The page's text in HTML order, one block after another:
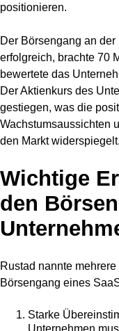
positionieren.
Der Börsengang an
erfolgreich, brachte 70
bewertete das
Der Aktienkurs des
gestiegen, was die
Wachstumsaussichten
den Markt widerspiegelt.
Wichtige
den
Rustad nannte
Börsengang eines
Starke
Unternehmen